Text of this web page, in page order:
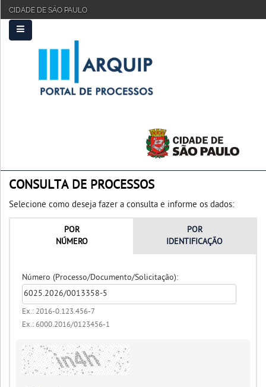
CIDADE DE SÃO PAULO
CONSULTA DE PROCESSOS
Selecione como deseja fazer a consulta e informe os dados:
POR
NÚMERO
POR
IDENTIFICAÇÃO
Número (Processo/Documento/Solicitação):
Ex.: 2016-0.123.456-7
Ex.: 6000.2016/0123456-1
PRINCIPAL
FAQ